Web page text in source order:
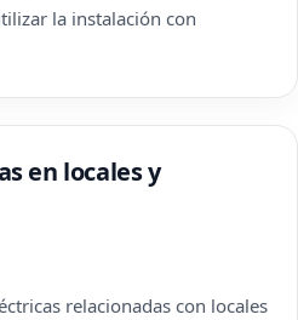
la instalación con
en locales y
relacionadas con locales